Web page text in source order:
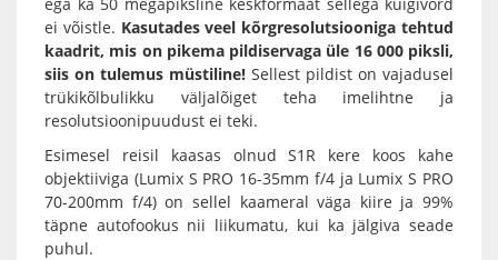
ei võistle. Kasutades veel kõrgresolutsiooniga tehtud
kaadrit, mis on pikema pildiservaga üle 16 000 piksli,
siis on tulemus müstiline! Sellest pildist on vajadusel
trükikõlbulikku väljalõiget teha imelihtne ja
resolutsioonipuudust ei teki.
Esimesel reisil kaasas olnud S1R kere koos kahe
objektiiviga (Lumix S PRO 16-35mm f/4 ja Lumix S PRO
70-200mm f/4) on sellel kaameral väga kiire ja 99%
täpne autofookus nii liikumatu, kui ka jälgiva seade
puhul.